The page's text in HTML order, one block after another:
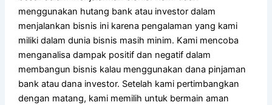
menggunakan hutang bank atau investor dalam
menjalankan bisnis ini karena pengalaman yang kami
miliki dalam dunia bisnis masih minim. Kami mencoba
menganalisa dampak positif dan negatif dalam
membangun bisnis kalau menggunakan dana pinjaman
bank atau dana investor. Setelah kami pertimbangkan
dengan matang, kami memilih untuk bermain aman